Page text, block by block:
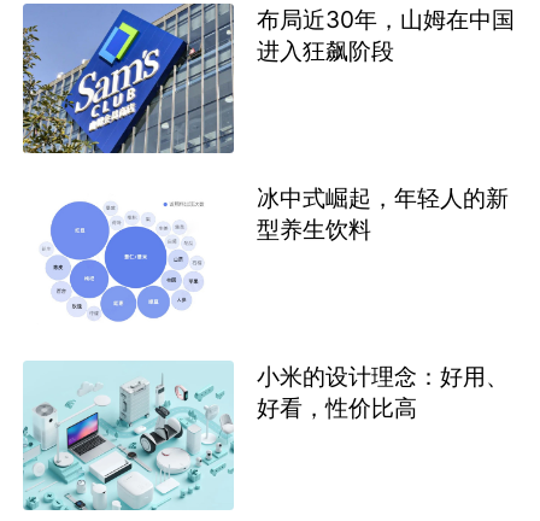
布局近30年，山姆在中国
进入狂飙阶段
冰中式崛起，年轻人的新
型养生饮料
小米的设计理念：好用、
好看，性价比高